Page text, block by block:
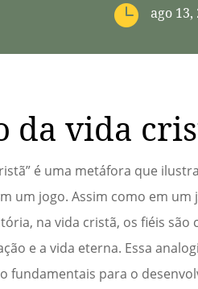
 ago 13,
da vida
é uma metáfora que
um jogo. Assim como em
na vida cristã, os fiéis
e a vida eterna. Essa
fundamentais para o